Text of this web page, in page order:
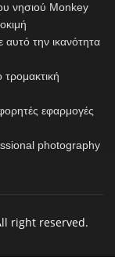
νησιού Monkey
την ικανότητα
τρομακτική
εφαρμογές
photography
right reserved.